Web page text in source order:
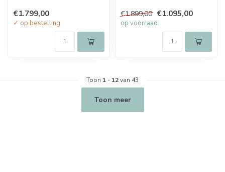
€1.799,00
✓ op bestelling
€1.899,00 €1.095,00
op voorraad
Toon 1 - 12van 43
Toon meer